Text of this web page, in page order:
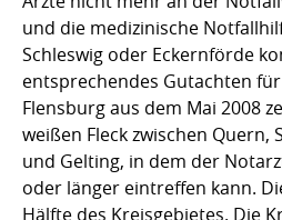
und die medizinische
Schleswig oder Eckernförde
entsprechendes Gutachten
Flensburg aus dem Mai 2008
weißen Fleck zwischen
und Gelting, in dem der
oder länger eintreffen kann.
Hälfte des Kreisgebietes. Die